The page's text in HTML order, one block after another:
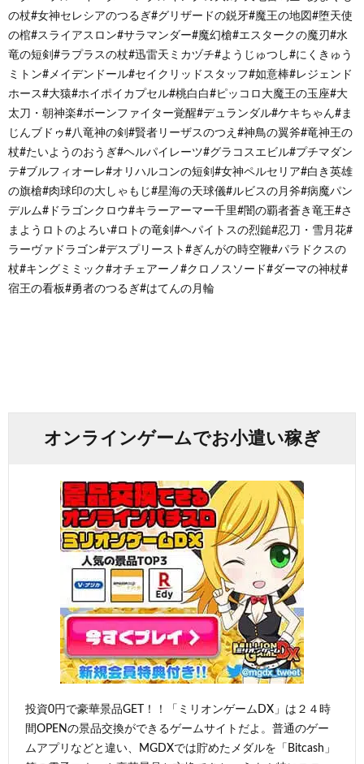
の杖#女神セレシアのつるぎ#グリザードの鋭牙#魔王の地図#堕天使
の棺#スライアスロン#サラマンダー#魔幻槍#エスタークの魔刃#水
竜の短剣#ラプラスの杖#迅雷天ミカヅチ#ようじゅつし#にくきゅう
ミトン#メイデンドール#セイクリッドスタッフ#如意棒#レジェンド
ホース#大猿#ホイポイカプセル#桃白白#ピッコロ大魔王の玉座#大
太刀・朝神楽#ボーンファイター覚醒#デュランダル#ケキちゃん#ま
じんブドゥ#八竜神の剣#賢者リーザスのつえ#神鳥の翼斧#竜神王の
杖#たいようのおうぎ#ヘルパイレーツ#グラコスエビル#プチマダン
テ#ブルフィオーレ#オリハルコンの短剣#女神ペルセリア#白き英雄
の旗槍#肉球印の大しゃもじ#星海の天球儀#ルビスの月斧#病魔パン
デルム#ドラゴンクロウ#キラーアーマー千里#闇の覇者蒼き竜王#さ
まようロトのよろい#ロトの竜剣#ヘパイトスの烈鎚#忍刀・雪月花#
ラーヴァドラゴン#デスプリースト#ぎんがの時空鞭#パラドクスの
杖#キングミミック#オチェアーノ#クロノスソード#ダーマの神杖#
宿王の看板#勇者のつるぎ#はてんの月輪
オンラインゲームでお小遣い稼ぎ
投資0円で豪華景品GET！！「ミリオンゲームDX」は２４時
間OPENの景品交換ができるゲームサイトだよ。普通のゲー
ムアプリなどと違い、MGDXでは貯めたメダルを「Bitcash」